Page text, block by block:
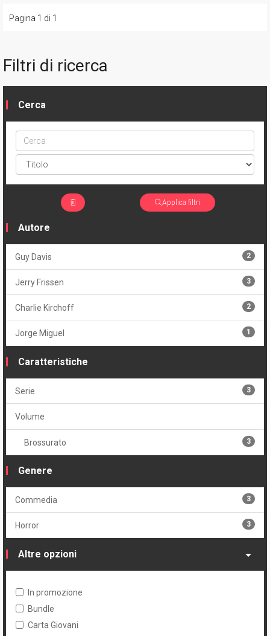
Pagina 1 di 1
Filtri di ricerca
Cerca
Cerca
ptype
Applica filtri
Autore
Guy Davis 2
Jerry Frissen 3
Charlie Kirchoff 2
Jorge Miguel 1
Caratteristiche
Serie 3
Volume
Brossurato 3
Genere
Commedia 3
Horror 3
Altre opzioni
In promozione
Bundle
Carta Giovani